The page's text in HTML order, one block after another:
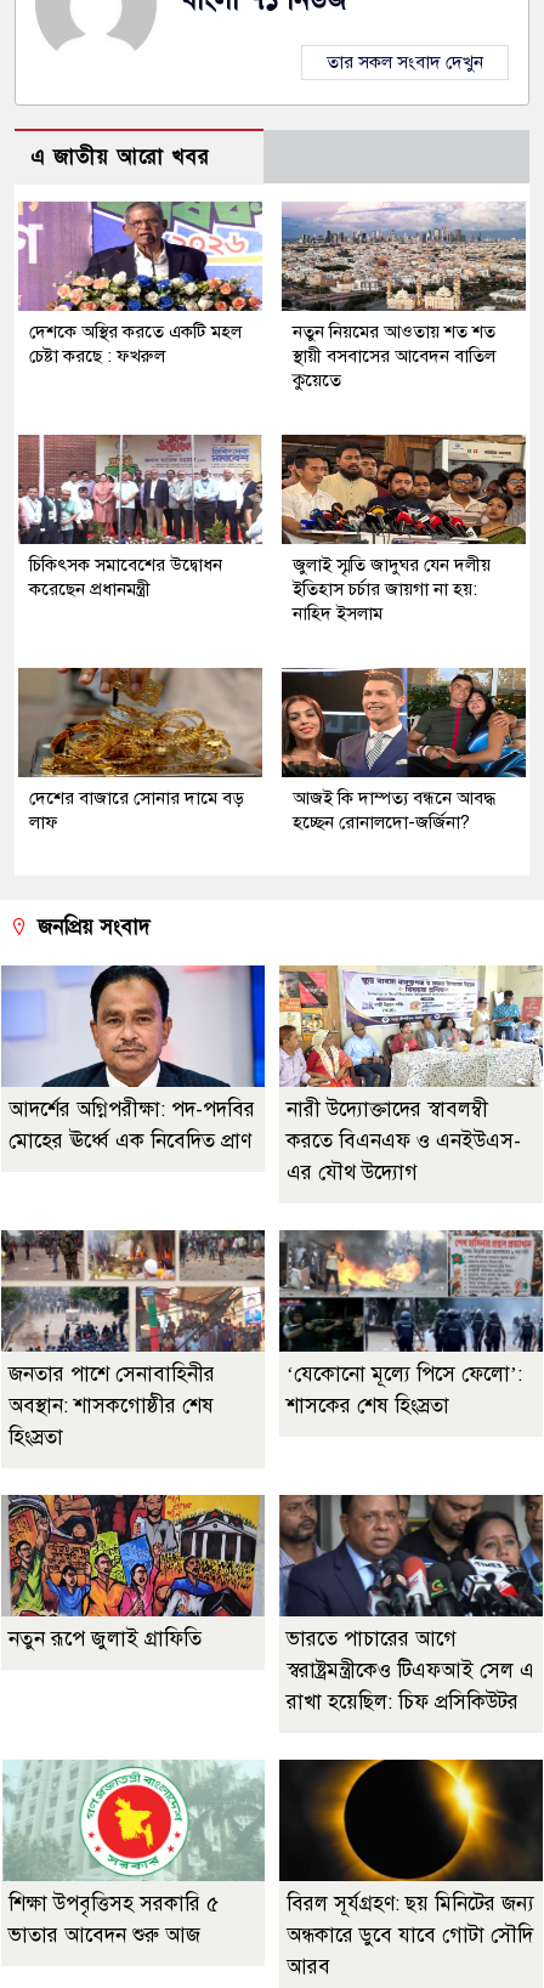
তার সকল সংবাদ দেখুন
এ জাতীয় আরো খবর
দেশকে অস্থির করতে একটি মহল
চেষ্টা করছে : ফখরুল
নতুন নিয়মের আওতায় শত শত
স্থায়ী বসবাসের আবেদন বাতিল
কুয়েতে
চিকিৎসক সমাবেশের উদ্বোধন
করেছেন প্রধানমন্ত্রী
জুলাই স্মৃতি জাদুঘর যেন দলীয়
ইতিহাস চর্চার জায়গা না হয়:
নাহিদ ইসলাম
দেশের বাজারে সোনার দামে বড়
লাফ
আজই কি দাম্পত্য বন্ধনে আবদ্ধ
হচ্ছেন রোনালদো-জর্জিনা?
জনপ্রিয় সংবাদ
আদর্শের অগ্নিপরীক্ষা: পদ-পদবির
মোহের ঊর্ধ্বে এক নিবেদিত প্রাণ
নারী উদ্যোক্তাদের স্বাবলম্বী
করতে বিএনএফ ও এনইউএস-
এর যৌথ উদ্যোগ
জনতার পাশে সেনাবাহিনীর
অবস্থান: শাসকগোষ্ঠীর শেষ
হিংস্রতা
‘যেকোনো মূল্যে পিসে ফেলো’:
শাসকের শেষ হিংস্রতা
নতুন রূপে জুলাই গ্রাফিতি
ভারতে পাচারের আগে
স্বরাষ্ট্রমন্ত্রীকেও টিএফআই সেল এ
রাখা হয়েছিল: চিফ প্রসিকিউটর
শিক্ষা উপবৃত্তিসহ সরকারি ৫
ভাতার আবেদন শুরু আজ
বিরল সূর্যগ্রহণ: ছয় মিনিটের জন্য
অন্ধকারে ডুবে যাবে গোটা সৌদি
আরব